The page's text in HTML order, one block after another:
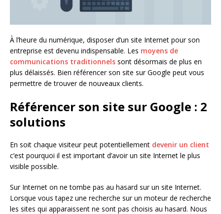
À l’heure du numérique, disposer d’un site Internet pour son
entreprise est devenu indispensable. Les moyens de
communications traditionnels sont désormais de plus en
plus délaissés. Bien référencer son site sur Google peut vous
permettre de trouver de nouveaux clients.
Référencer son site sur Google : 2
solutions
En soit chaque visiteur peut potentiellement devenir un client
c’est pourquoi il est important d’avoir un site Internet le plus
visible possible.
Sur Internet on ne tombe pas au hasard sur un site Internet.
Lorsque vous tapez une recherche sur un moteur de recherche
les sites qui apparaissent ne sont pas choisis au hasard. Nous